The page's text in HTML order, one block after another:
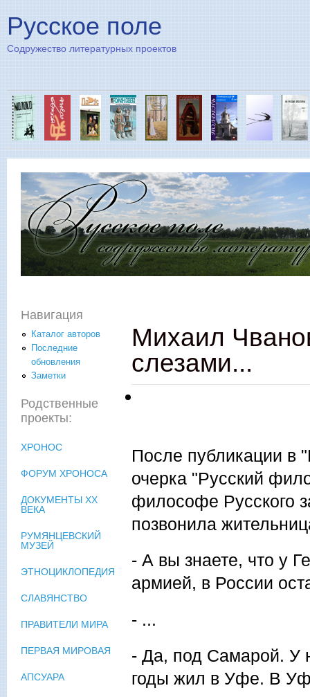
Русское поле
Содружество литературных проектов
Михаил
слезами...
После публикации в
очерка "Русский
философе Русского
позвонила
- А вы знаете, что у
армией, в России
- ...
- Да, под Самарой. У
годы жил в Уфе. В
Навигация
Каталог авторов
Последние
обновления
Заметки
Родственные
проекты:
ХРОНОС
ФОРУМ ХРОНОСА
ДОКУМЕНТЫ XX
ВЕКА
РУМЯНЦЕВСКИЙ
МУЗЕЙ
ЭТНОЦИКЛОПЕДИЯ
СЛАВЯНСТВО
ПРАВИТЕЛИ МИРА
ПЕРВАЯ МИРОВАЯ
АПСУАРА